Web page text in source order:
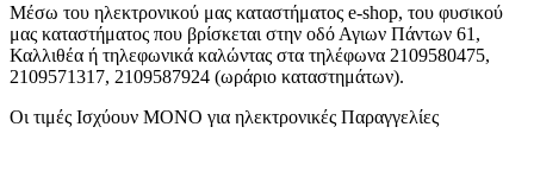
Μέσω του ηλεκτρονικού μας καταστήματος e-shop, του φυσικού
μας καταστήματος που βρίσκεται στην οδό Αγιων Πάντων 61,
Καλλιθέα ή τηλεφωνικά καλώντας στα τηλέφωνα 2109580475,
2109571317, 2109587924 (ωράριο καταστημάτων).
Οι τιμές Ισχύουν ΜΟΝΟ για ηλεκτρονικές Παραγγελίες